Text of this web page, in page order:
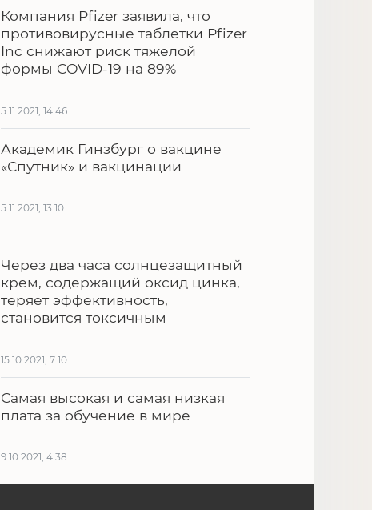
Компания Pfizer заявила, что
противовирусные таблетки Pfizer
Inc снижают риск тяжелой
формы COVID-19 на 89%
5.11.2021, 14:46
Академик Гинзбург о вакцине
«Спутник» и вакцинации
5.11.2021, 13:10
Через два часа солнцезащитный
крем, содержащий оксид цинка,
теряет эффективность,
становится токсичным
15.10.2021, 7:10
Самая высокая и самая низкая
плата за обучение в мире
9.10.2021, 4:38